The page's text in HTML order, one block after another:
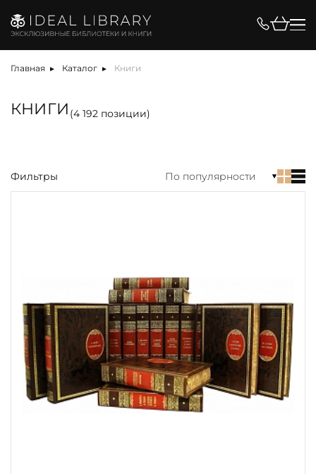
Главная Каталог Книги
КНИГИ (4 192позиции)
Цена, ₽
Материал
Тиснение
Цвет
Пол и возраст
Фильтры По популярности